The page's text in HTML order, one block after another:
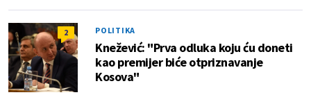
2 POLITIKA
Knežević: "Prva odluka koju ću doneti
kao premijer biće otpriznavanje
Kosova"